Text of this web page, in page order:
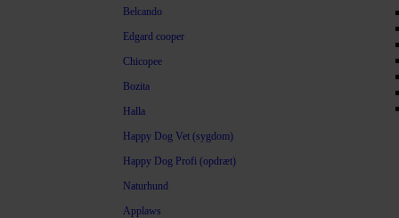
Belcando
Edgard cooper
Chicopee
Bozita
Halla
Happy Dog Vet (sygdom)
Happy Dog Profi (opdræt)
Naturhund
Applaws